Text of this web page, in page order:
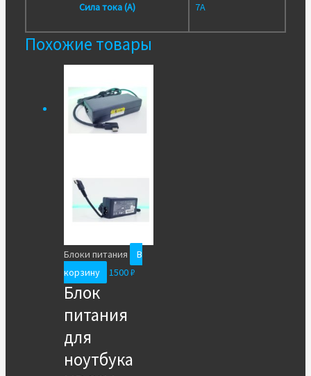
Сила тока (А) 7A
Похожие товары
Блоки питания
В
корзину
1500₽
Блок
питания
для
ноутбука